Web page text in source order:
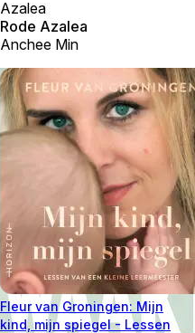
Azalea
Rode Azalea
Anchee Min
Fleur van Groningen: Mijn
kind, mijn spiegel - Lessen